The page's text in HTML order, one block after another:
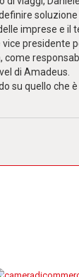
imprese e il
presidente
come
di Amadeus.
su quello che